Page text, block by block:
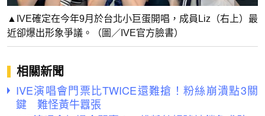
▲IVE確定在今年9月於台北小巨蛋開唱，成員Liz（右上）最
近卻爆出形象爭議。（圖／IVE官方臉書）
相關新聞
IVE演唱會門票比TWICE還難搶！粉絲崩潰點3關
鍵 難怪黃牛囂張